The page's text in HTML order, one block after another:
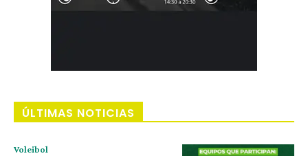
ÚLTIMAS NOTICIAS
Voleibol